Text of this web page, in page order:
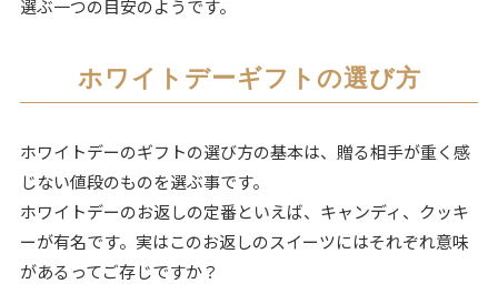
選ぶ一つの目安のようです。
ホワイトデーギフトの選び方
ホワイトデーのギフトの選び方の基本は、贈る相手が重く感
じない値段のものを選ぶ事です。
ホワイトデーのお返しの定番といえば、キャンディ、クッキ
ーが有名です。実はこのお返しのスイーツにはそれぞれ意味
があるってご存じですか？